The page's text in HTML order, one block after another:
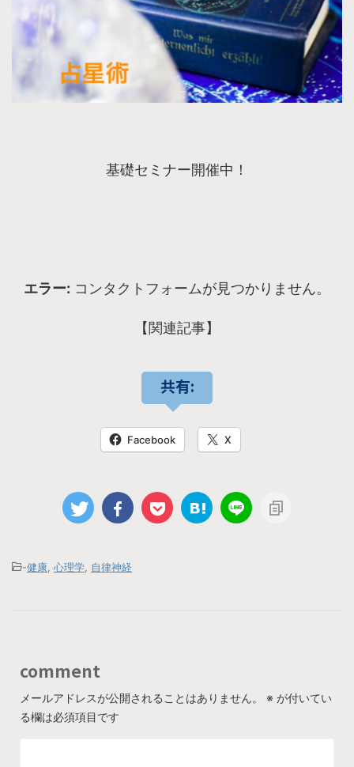
基礎セミナー開催中！
エラー: コンタクトフォームが見つかりません。
【関連記事】
共有:
Facebook X
-健康 心理学 自律神経
comment
メールアドレスが公開されることはありません。 ※ が付いてい
る欄は必須項目です